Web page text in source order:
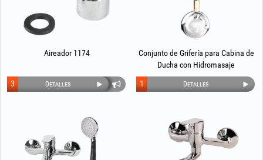
Aireador 1174
Detalles
3
Conjunto de Grifería para Cabina de
Ducha con Hidromasaje
Detalles
1